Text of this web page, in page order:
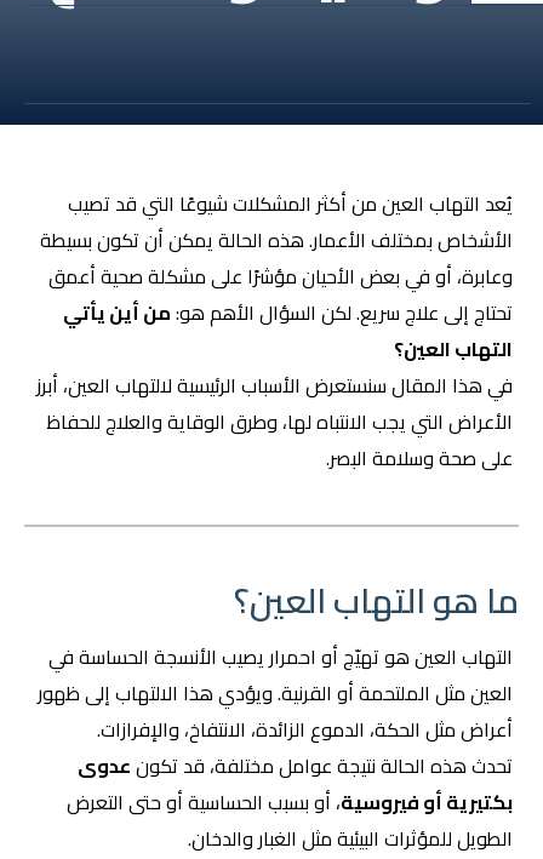
يُعد التهاب العين من أكثر المشكلات شيوعًا التي قد تصيب
الأشخاص بمختلف الأعمار. هذه الحالة يمكن أن تكون بسيطة
وعابرة، أو في بعض الأحيان مؤشرًا على مشكلة صحية أعمق
تحتاج إلى علاج سريع. لكن السؤال الأهم هو:من أين يأتي
التهاب العين؟
في هذا المقال سنستعرض الأسباب الرئيسية لالتهاب العين، أبرز
الأعراض التي يجب الانتباه لها، وطرق الوقاية والعلاج للحفاظ
على صحة وسلامة البصر.
ما هو التهاب العين؟
التهاب العين هو تهيّج أو احمرار يصيب الأنسجة الحساسة في
العين مثل الملتحمة أو القرنية. ويؤدي هذا الالتهاب إلى ظهور
أعراض مثل الحكة، الدموع الزائدة، الانتفاخ، والإفرازات.
تحدث هذه الحالة نتيجة عوامل مختلفة، قد تكونعدوى
بكتيرية أو فيروسية، أو بسبب الحساسية أو حتى التعرض
الطويل للمؤثرات البيئية مثل الغبار والدخان.